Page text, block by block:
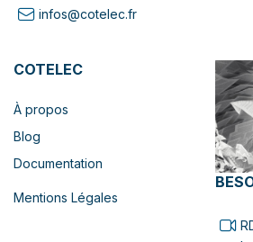
infos@cotelec.fr
COTELEC
À propos
Blog
Documentation
Mentions Légales